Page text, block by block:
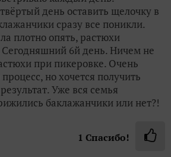
день оставить щелочку в
сразу все поникли.
плотно опять, растюхи
Сегодняшний 6й день. Ничем не
при пикеровке. Очень
но хочется получить
Уже вся семья
баклажанчики или нет?!
1 Спасибо!